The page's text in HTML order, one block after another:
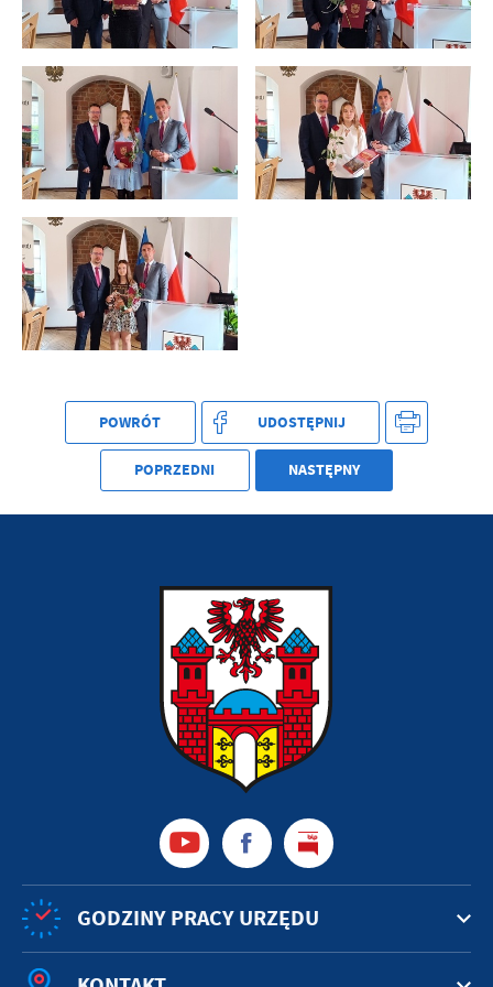
POWRÓT UDOSTĘPNIJ
POPRZEDNI NASTĘPNY
GODZINY PRACY URZĘDU
treści w postaci wiadomości, ofert, komunikatów mediów
społecznościowych.